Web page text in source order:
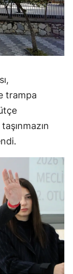
trampa